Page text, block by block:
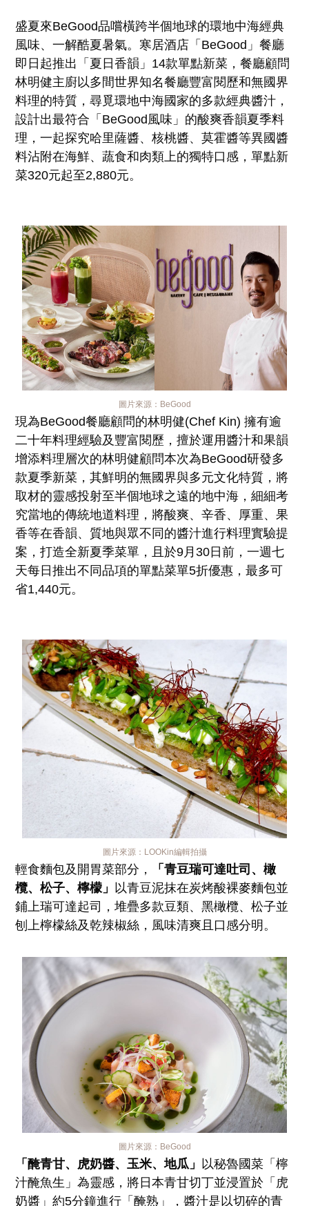
盛夏來BeGood品嚐橫跨半個地球的環地中海經典
風味、一解酷夏暑氣。寒居酒店「BeGood」餐廳
即日起推出「夏日香韻」14款單點新菜，餐廳顧問
林明健主廚以多間世界知名餐廳豐富閱歷和無國界
料理的特質，尋覓環地中海國家的多款經典醬汁，
設計出最符合「BeGood風味」的酸爽香韻夏季料
理，一起探究哈里薩醬、核桃醬、莫霍醬等異國醬
料沾附在海鮮、蔬食和肉類上的獨特口感，單點新
菜320元起至2,880元。
圖片來源： BeGood
現為BeGood餐廳顧問的林明健(Chef Kin) 擁有逾
二十年料理經驗及豐富閱歷，擅於運用醬汁和果韻
增添料理層次的林明健顧問本次為BeGood研發多
款夏季新菜，其鮮明的無國界與多元文化特質，將
取材的靈感投射至半個地球之遠的地中海，細細考
究當地的傳統地道料理，將酸爽、辛香、厚重、果
香等在香韻、質地與眾不同的醬汁進行料理實驗提
案，打造全新夏季菜單，且於9月30日前，一週七
天每日推出不同品項的單點菜單5折優惠，最多可
省1,440元。
圖片來源： LOOKin編輯拍攝
輕食麵包及開胃菜部分，
「青豆瑞可達吐司、橄
欖、松子、檸檬」
以青豆泥抹在炭烤酸裸麥麵包並
鋪上瑞可達起司，堆疊多款豆類、黑橄欖、松子並
刨上檸檬絲及乾辣椒絲，風味清爽且口感分明。
圖片來源： BeGood
「醃青甘、虎奶醬、玉米、地瓜」 以秘魯國菜「檸
汁醃魚生」為靈感，將日本青甘切丁並浸置於「虎
奶醬」約5分鐘進行「醃熟」，醬汁是以切碎的青